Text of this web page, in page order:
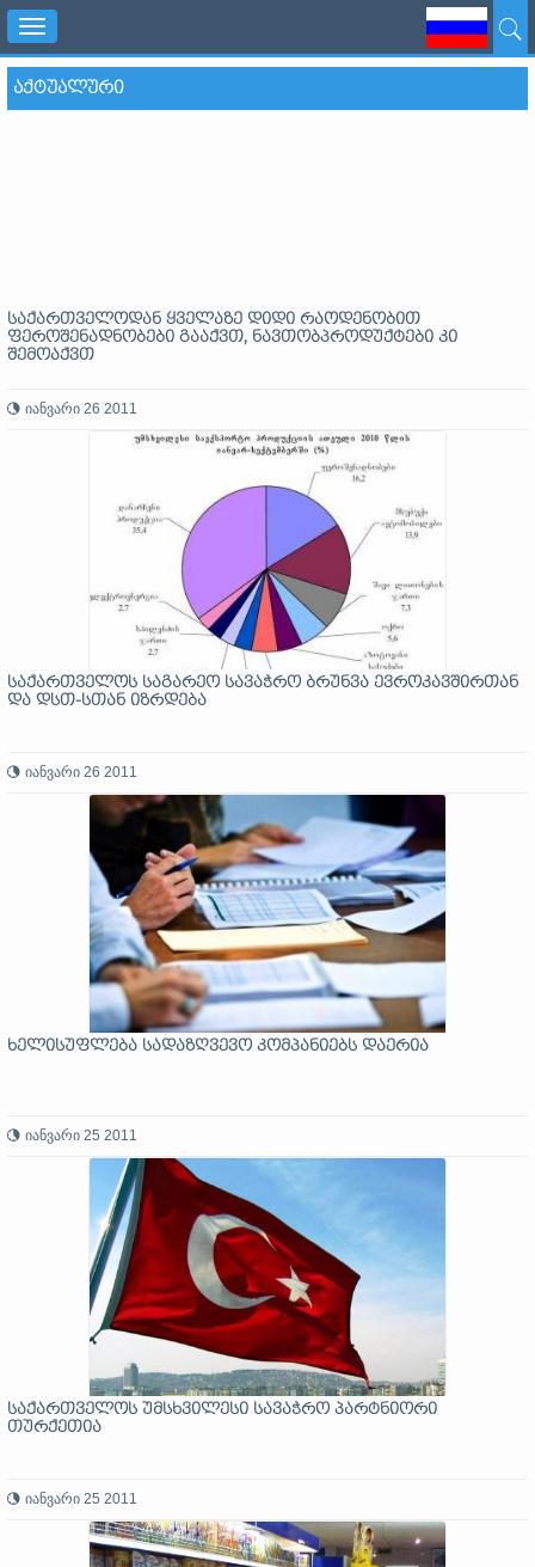
Toggle
navigation
ᲐᲥᲢᲣᲐᲚᲣᲠᲘ
საქართველოდან ყველაზე დიდი რაოდენობით
ფეროშენადნობები გააქვთ, ნავთობპროდუქტები კი
შემოაქვთ
იანვარი 26 2011
საქართველოს საგარეო სავაჭრო ბრუნვა ევროკავშირთან
და დსთ-სთან იზრდება
იანვარი 26 2011
ხელისუფლება სადაზღვევო კომპანიებს დაერია
იანვარი 25 2011
საქართველოს უმსხვილესი სავაჭრო პარტნიორი
თურქეთია
იანვარი 25 2011